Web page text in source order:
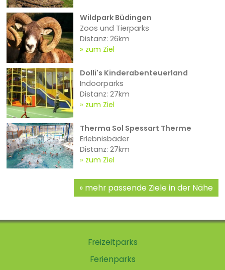
Wildpark Büdingen
Zoos und Tierparks
Distanz: 26km
zum Ziel
Dolli's Kinderabenteuerland
Indoorparks
Distanz: 27km
zum Ziel
Therma Sol Spessart Therme
Erlebnisbäder
Distanz: 27km
zum Ziel
mehr passende Ziele in der Nähe
Freizeitparks
Ferienparks